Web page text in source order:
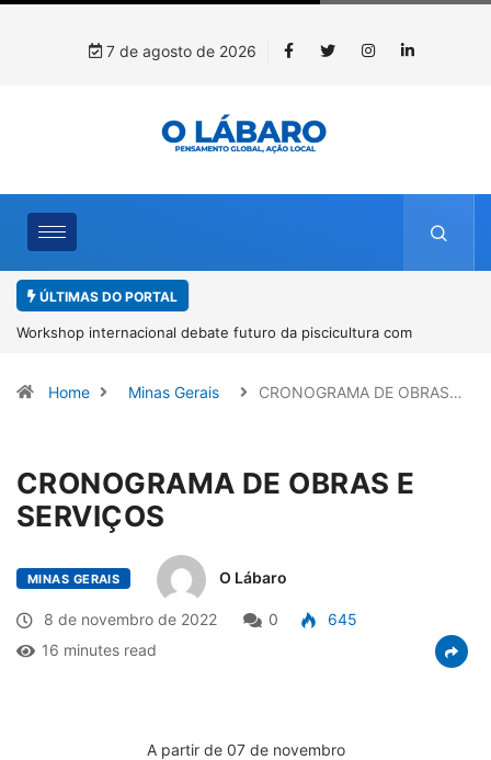
7 de agosto de 2026
ÚLTIMAS DO PORTAL
Workshop internacional debate futuro da piscicultura com
Home Minas Gerais CRONOGRAMA DE OBRAS…
CRONOGRAMA DE OBRAS E
SERVIÇOS
MINAS GERAIS O Lábaro
8 de novembro de 2022 0
645
16 minutes read
A partir de 07 de novembro